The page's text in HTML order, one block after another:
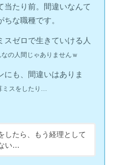
当たり前。間違いなんて
な職種です。
スゼロで生きていける人
なの人間じゃありませんｗ
にも、間違いはありま
ミスをしたり…
したら、もう経理として
い…